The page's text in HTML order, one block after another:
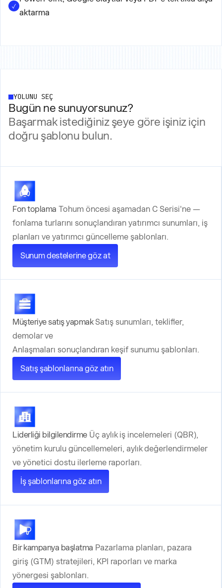
aktarma
YOLUNU SEÇ
Bugün ne sunuyorsunuz?
Başarmak istediğiniz şeye göre işiniz için
doğru şablonu bulun.
Fon toplama Tohum öncesi aşamadan C Serisi'ne —
fonlama turlarını sonuçlandıran yatırımcı sunumları, iş
planları ve yatırımcı güncelleme şablonları.
Sunum destelerine göz at
Müşteriye satış yapmak Satış sunumları, teklifler,
demolar ve
Anlaşmaları sonuçlandıran keşif sunumu şablonları.
Satış şablonlarına göz atın
Liderliği bilgilendirme Üç aylık iş incelemeleri (QBR),
yönetim kurulu güncellemeleri, aylık değerlendirmeler
ve yönetici dostu ilerleme raporları.
İş şablonlarına göz atın
Bir kampanya başlatma Pazarlama planları, pazara
giriş (GTM) stratejileri, KPI raporları ve marka
yönergesi şablonları.